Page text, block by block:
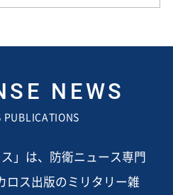
NEWS
PUBLICATIONS
」は、防衛ニュース専門
ロス出版のミリタリー雑